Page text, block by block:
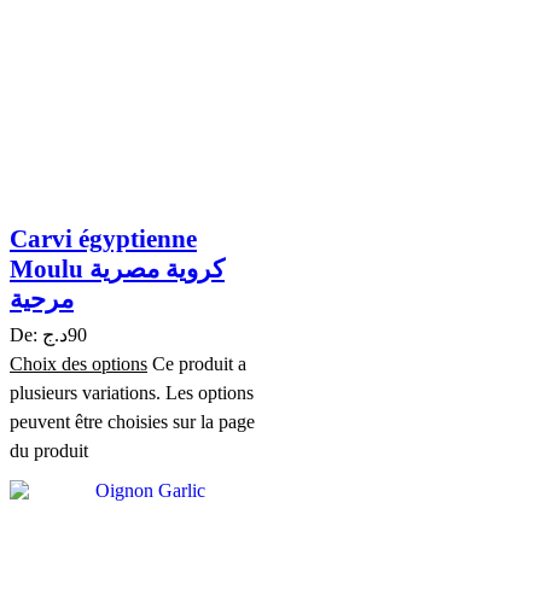
Carvi égyptienne
Moulu كروية مصرية
مرحية
De: 90د.ج
Choix des options Ce produit a
plusieurs variations. Les options
peuvent être choisies sur la page
du produit